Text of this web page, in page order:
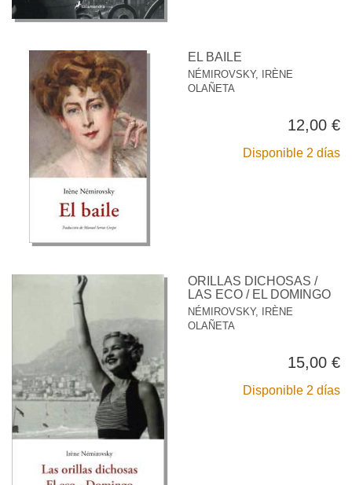
EL BAILE
NÉMIROVSKY, IRÈNE
OLAÑETA
12,00 €
Disponible 2 días
ORILLAS DICHOSAS /
LAS ECO / EL DOMINGO
NÉMIROVSKY, IRÈNE
OLAÑETA
15,00 €
Disponible 2 días